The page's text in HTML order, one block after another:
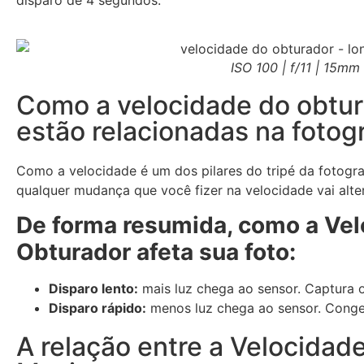
ISO 100 | f/11 |
Como a velocidade do
estão relacionadas na
Como a velocidade é um dos pilares do tripé da
qualquer mudança que você fizer na velocidade vai
De forma resumida, como a
Obturador afeta sua foto:
Disparo lento: mais luz chega ao sensor. Captura
Disparo rápido: menos luz chega ao sensor.
A relação entre a